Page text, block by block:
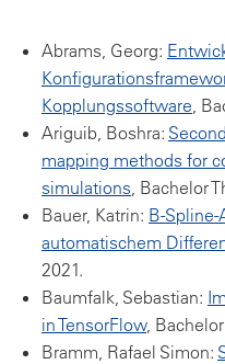
Abrams, Georg:
Kopplungssoftware,
Ariguib, Boshra:
mapping methods for
simulations, Bachelor
Bauer, Katrin: B-
automatischem
2021.
Baumfalk, Sebastian:
in TensorFlow,
Bramm, Rafael Simon: